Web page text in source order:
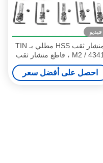
فيديو
منشار ثقب HSS مطلي بـ TIN
M2 / 4341 ، قاطع منشار ثقب
لقمة الحفر الأساسية الأرضية
بالكامل
احصل على أفضل سعر